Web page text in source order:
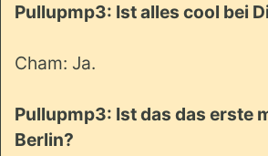
Pullupmp3: Ist alles cool bei
Cham: Ja.
Pullupmp3: Ist das das erste
Berlin?